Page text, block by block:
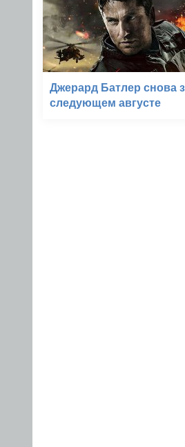
Джерард Батлер снова
следующем августе